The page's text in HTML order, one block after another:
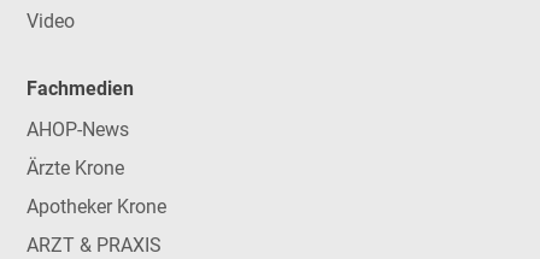
Video
Fachmedien
AHOP-News
Ärzte Krone
Apotheker Krone
ARZT & PRAXIS